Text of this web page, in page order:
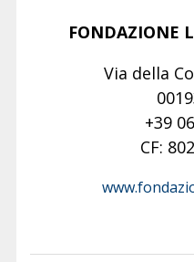
FONDAZIONE
Via della
+39
CF: